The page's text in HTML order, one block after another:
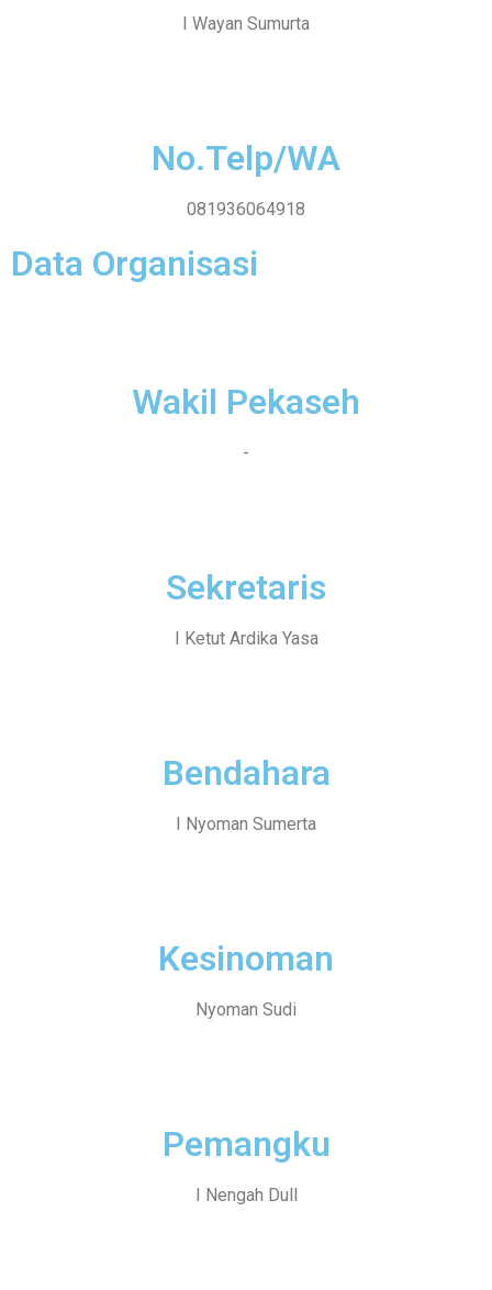
I Wayan Sumurta
No.Telp/WA
081936064918
Data Organisasi
Wakil Pekaseh
-
Sekretaris
I Ketut Ardika Yasa
Bendahara
I Nyoman Sumerta
Kesinoman
Nyoman Sudi
Pemangku
I Nengah Dull